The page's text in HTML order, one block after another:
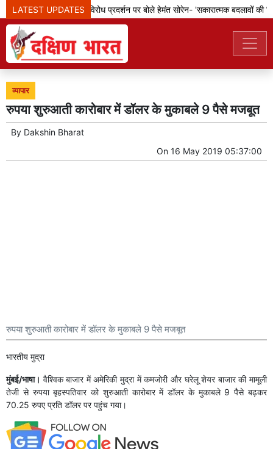
LATEST UPDATES
झारखंड: छात्रों के विरोध प्रदर्शन पर बोले हेमंत सोरेन- 'सकारात्मक बदलावों की
व्यापार
रुपया शुरुआती कारोबार में डॉलर के मुकाबले 9 पैसे मजबूत
By Dakshin Bharat
On 16 May 2019 05:37:00
रुपया शुरुआती कारोबार में डॉलर के मुकाबले 9 पैसे मजबूत
भारतीय मुद्रा
मुंबई/भाषा। वैश्विक बाजार में अमेरिकी मुद्रा में कमजोरी और घरेलू शेयर बाजार की मामूली
तेजी से रुपया बृहस्पतिवार को शुरुआती कारोबार में डॉलर के मुकाबले 9 पैसे बढ़कर
70.25 रुपए प्रति डॉलर पर पहुंच गया।